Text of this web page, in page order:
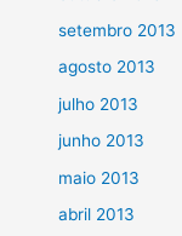
setembro 2013
agosto 2013
julho 2013
junho 2013
maio 2013
abril 2013